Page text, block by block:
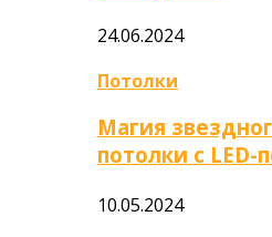
24.06.2024
Потолки
Магия
потолки с LED-
10.05.2024